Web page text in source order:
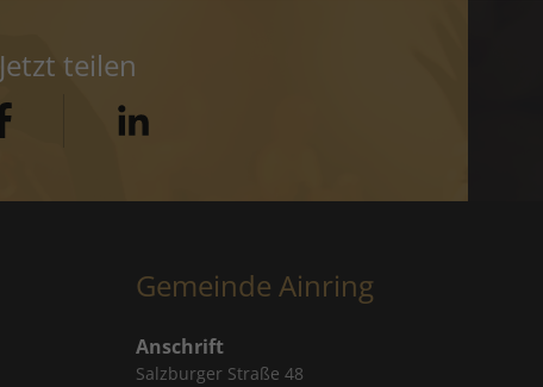
Jetzt teilen
Gemeinde Ainring
Anschrift
Salzburger Straße 48